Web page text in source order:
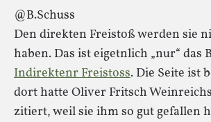
@B.Schuss
Den direkten Freistoß werden sie
haben. Das ist eigetnlich „nur“ das
Indirektenr Freistoss. Die Seite ist
dort hatte Oliver Fritsch
zitiert, weil sie ihm so gut gefallen